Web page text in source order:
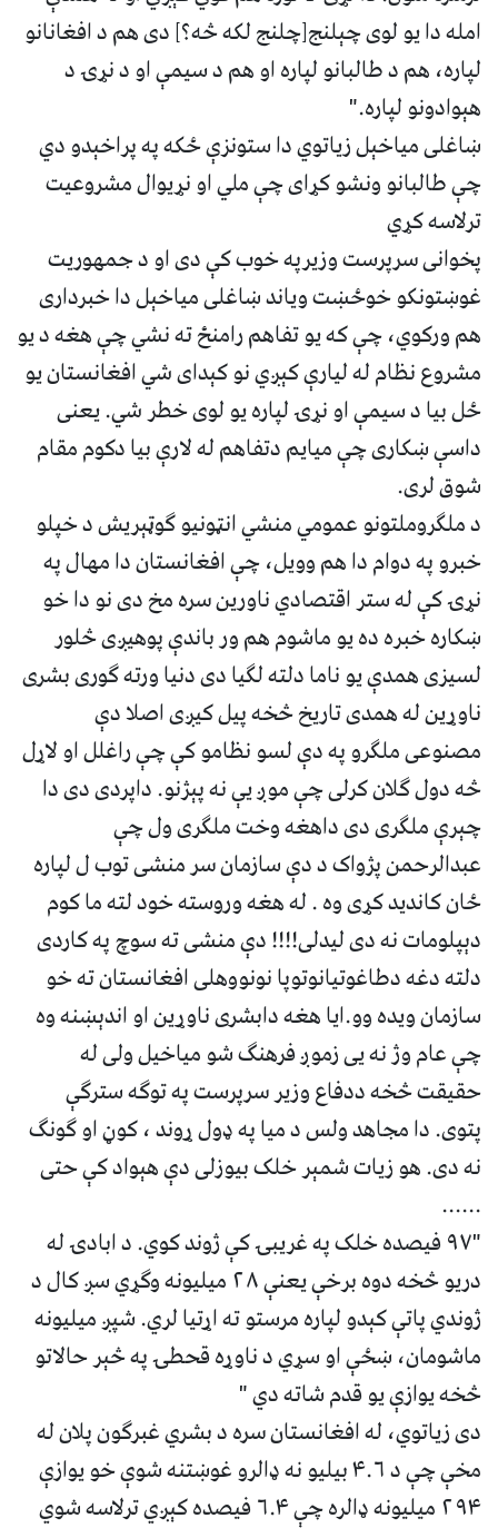
امله دا یو لوی چېلنج[چلنج لکه څه؟] دی هم د افغانانو
لپاره، هم د طالبانو لپاره او هم د سیمې او د نړۍ د
هېوادونو لپاره."
ښاغلی میاخېل زیاتوي دا ستونزې ځکه په پراخېدو دي
چې طالبانو ونشو کړای چې ملي او نړیوال مشروعیت
ترلاسه کړي
پخوانی سرپرست وزیرپه خوب کې دی او د جمهوريت
غوښتونکو خوځښت ویاند ښاغلی میاخېل دا خبرداری
هم ورکوي، چې که یو تفاهم رامنځ ته نشي چې هغه د یو
مشروع نظام له لیارې کېږي نو کېدای شي افغانستان یو
ځل بیا د سیمې او نړۍ لپاره یو لوی خطر شي. یعنی
داسې ښکاری چې میایم دتفاهم له لارې بیا دکوم مقام
شوق لری.
د ملګروملتونو عمومي منشي انټونیو ګوټېریش د خپلو
خبرو په دوام دا هم وویل، چې افغانستان دا مهال په
نړۍ کې له ستر اقتصادي‌ ناورین سره مخ دی نو دا خو
ښکاره خبره ده یو ماشوم هم ور باندې پوهیږی څلور
لسیزی همدې یو ناما دلته لګیا دی دنیا ورته ګوری بشری
ناوړین له همدی تاریخ څخه پیل کیږی اصلا دې
مصنوعی ملګرو په دې لسو نظامو کې چې راغلل او لاړل
څه دول ګلان کرلی چې موږ یې نه پېژنو. داپردی دی دا
چېرې ملګری دی داهغه وخت ملګری ول چې
عبدالرحمن پژواک د دې سازمان سر منشی توب ل لپاره
ځان کاندید کړی وه . له هغه وروسته خود لته ما کوم
دېپلومات نه دی لیدلی!!!! دې منشی ته سوچ په کاردی
دلته دغه دطاغوتیانوتوپا نونووهلی افغانستان ته خو
سازمان ویده وو.ایا هغه دابشری ناوړین او اندېښنه وه
چې عام وژ نه یی زموږ فرهنګ شو میاخیل ولی له
حقیقت څخه ددفاع وزیر سرپرست په توګه سترګې
پتوی. دا مجاهد ولس د میا په ډول ړوند ، کوڼ او ګونګ
نه دی. هو زیات شمېر خلک بیوزلی دې هېواد کې حتی
......
"۹۷ فیصده خلک په غریبۍ کې ‌ژوند کوي. د ابادۍ له
دریو څخه دوه برخې یعنې ۲۸ میلیونه وګړي سږ کال د
ژوندي پاتې کېدو لپاره مرستو ته اړتیا لري. شپږ میلیونه
ماشومان، ښځې او سړي د ناوړه قحطۍ په څېر حالاتو
څخه یوازې یو قدم شاته دي "
دی زیاتوي، له افغانستان سره د بشري غبرګون پلان له
مخې چې د ۴.۶ بیلیو نه ډالرو غوښتنه شوې خو یوازې
۲۹۴ میلیونه ډالره چې ۶.۴ فیصده کېږي ترلاسه شوي